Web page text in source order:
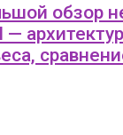
обзор
—